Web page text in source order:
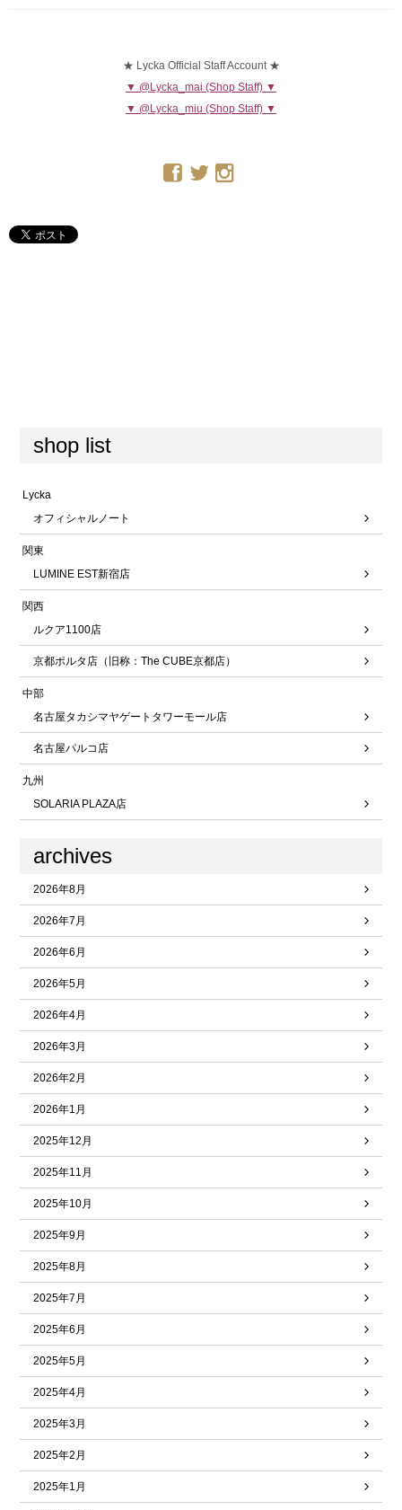
★ Lycka Official Staff Account ★
▼ @Lycka_mai (Shop Staff) ▼
▼ @Lycka_miu (Shop Staff) ▼
shop list
Lycka
オフィシャルノート
関東
LUMINE EST新宿店
関西
ルクア1100店
京都ポルタ店（旧称：The CUBE京都店）
中部
名古屋タカシマヤゲートタワーモール店
名古屋パルコ店
九州
SOLARIA PLAZA店
archives
2026年8月
2026年7月
2026年6月
2026年5月
2026年4月
2026年3月
2026年2月
2026年1月
2025年12月
2025年11月
2025年10月
2025年9月
2025年8月
2025年7月
2025年6月
2025年5月
2025年4月
2025年3月
2025年2月
2025年1月